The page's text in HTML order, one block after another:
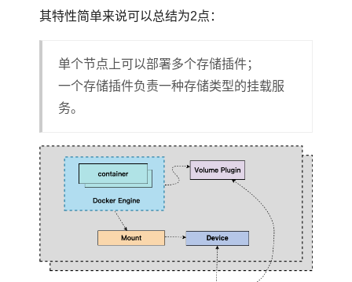
其特性简单来说可以总结为2点：
单个节点上可以部署多个存储插件；
一个存储插件负责一种存储类型的挂载服
务。